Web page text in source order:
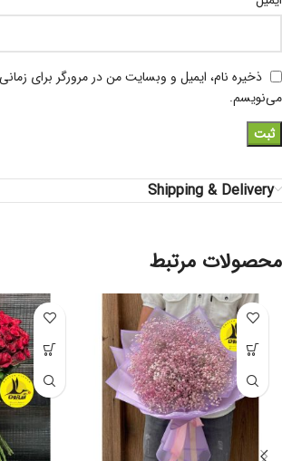
ذخیره نام، ایمیل و وبسایت من در مرورگر برای
می‌نویسم.
Shipping & Delivery
محصولات مرتبط